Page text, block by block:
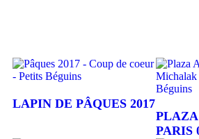
LAPIN DE PÂQUES 2017
PARIS